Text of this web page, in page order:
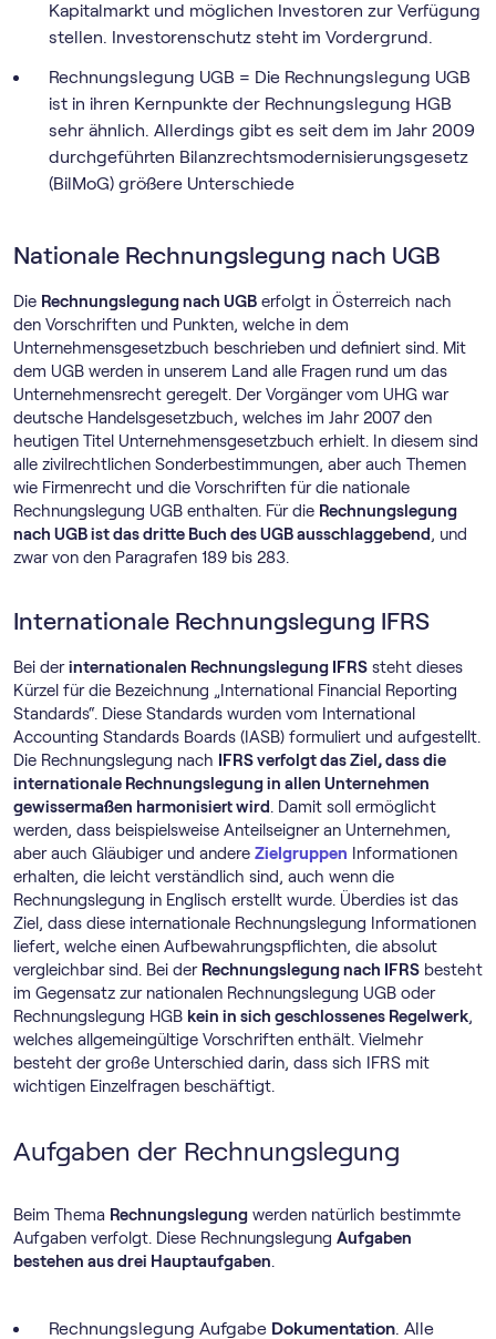
Kapitalmarkt und möglichen Investoren zur Verfügung
stellen. Investorenschutz steht im Vordergrund.
Rechnungslegung UGB = Die Rechnungslegung UGB
ist in ihren Kernpunkte der Rechnungslegung HGB
sehr ähnlich. Allerdings gibt es seit dem im Jahr 2009
durchgeführten Bilanzrechtsmodernisierungsgesetz
(BilMoG) größere Unterschiede
Nationale Rechnungslegung nach UGB
Die Rechnungslegung nach UGB erfolgt in Österreich nach
den Vorschriften und Punkten, welche in dem
Unternehmensgesetzbuch beschrieben und definiert sind. Mit
dem UGB werden in unserem Land alle Fragen rund um das
Unternehmensrecht geregelt. Der Vorgänger vom UHG war
deutsche Handelsgesetzbuch, welches im Jahr 2007 den
heutigen Titel Unternehmensgesetzbuch erhielt. In diesem sind
alle zivilrechtlichen Sonderbestimmungen, aber auch Themen
wie Firmenrecht und die Vorschriften für die nationale
Rechnungslegung UGB enthalten. Für die Rechnungslegung
nach UGB ist das dritte Buch des UGB ausschlaggebend, und
zwar von den Paragrafen 189 bis 283.
Internationale Rechnungslegung IFRS
Bei derinternationalen Rechnungslegung IFRS steht dieses
Kürzel für die Bezeichnung „International Financial Reporting
Standards“. Diese Standards wurden vom International
Accounting Standards Boards (IASB) formuliert und aufgestellt.
Die Rechnungslegung nach
IFRS verfolgt das Ziel, dass die
internationale Rechnungslegung in allen Unternehmen
gewissermaßen harmonisiert wird. Damit soll ermöglicht
werden, dass beispielsweise Anteilseigner an Unternehmen,
aber auch Gläubiger und andere Zielgruppen Informationen
erhalten, die leicht verständlich sind, auch wenn die
Rechnungslegung in Englisch erstellt wurde. Überdies ist das
Ziel, dass diese internationale Rechnungslegung Informationen
liefert, welche einen Aufbewahrungspflichten, die absolut
vergleichbar sind. Bei der Rechnungslegung nach IFRS besteht
im Gegensatz zur nationalen Rechnungslegung UGB oder
Rechnungslegung HGB kein in sich geschlossenes Regelwerk,
welches allgemeingültige Vorschriften enthält. Vielmehr
besteht der große Unterschied darin, dass sich IFRS mit
wichtigen Einzelfragen beschäftigt.
Aufgaben der Rechnungslegung
Beim Thema Rechnungslegung werden natürlich bestimmte
Aufgaben verfolgt. Diese Rechnungslegung Aufgaben
bestehen aus drei Hauptaufgaben.
Rechnungslegung Aufgabe Dokumentation. Alle